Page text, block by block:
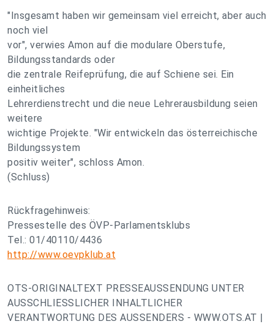
"Insgesamt haben wir gemeinsam viel erreicht, aber auch
noch viel
vor", verwies Amon auf die modulare Oberstufe,
Bildungsstandards oder
die zentrale Reifeprüfung, die auf Schiene sei. Ein
einheitliches
Lehrerdienstrecht und die neue Lehrerausbildung seien
weitere
wichtige Projekte. "Wir entwickeln das österreichische
Bildungssystem
positiv weiter", schloss Amon.
(Schluss)
Rückfragehinweis:
Pressestelle des ÖVP-Parlamentsklubs
Tel.: 01/40110/4436
http://www.oevpklub.at
OTS-ORIGINALTEXT PRESSEAUSSENDUNG UNTER
AUSSCHLIESSLICHER INHALTLICHER
VERANTWORTUNG DES AUSSENDERS - WWW.OTS.AT |